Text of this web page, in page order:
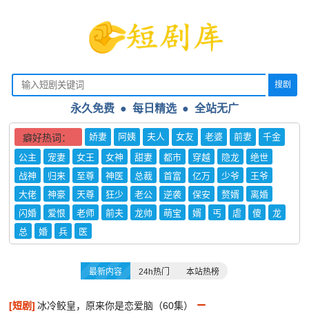
搜剧
永久免费 ● 每日精选● 全站无广
癖好热词： 娇妻 阿姨 夫人 女友 老婆 前妻
千金
公主
宠妻 女王 女神 甜妻 都市 穿越 隐龙
绝世
战神
归来 至尊 神医 总裁 首富 亿万 少爷
王爷
大佬
神豪 天尊 狂少 老公 逆袭 保安 赘婿
离婚
闪婚
爱恨 老师 前夫 龙帅 萌宝 婿 丐 虐 傻
龙
总
婚 兵 医
最新内容 24h热门 本站热榜
[短剧] 冰冷鲛皇，原来你是恋爱脑（60集）